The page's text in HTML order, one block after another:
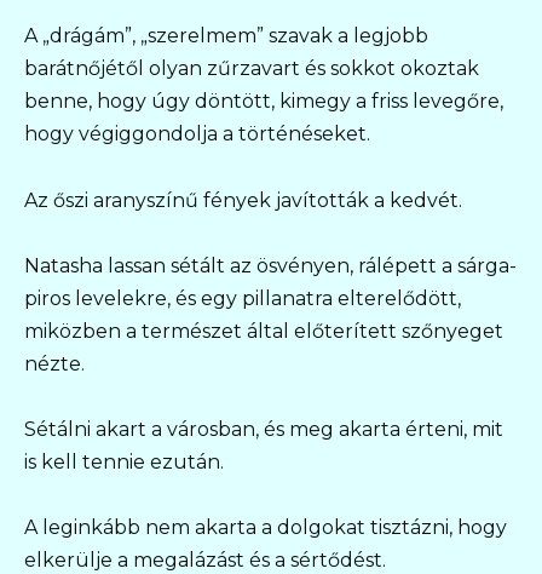
A „drágám”, „szerelmem” szavak a legjobb
barátnőjétől olyan zűrzavart és sokkot okoztak
benne, hogy úgy döntött, kimegy a friss levegőre,
hogy végiggondolja a történéseket.
Az őszi aranyszínű fények javították a kedvét.
Natasha lassan sétált az ösvényen, rálépett a sárga-
piros levelekre, és egy pillanatra elterelődött,
miközben a természet által előterített szőnyeget
nézte.
Sétálni akart a városban, és meg akarta érteni, mit
is kell tennie ezután.
A leginkább nem akarta a dolgokat tisztázni, hogy
elkerülje a megalázást és a sértődést.